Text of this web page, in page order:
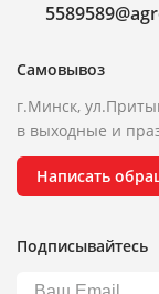
Самовывоз
г.Минск,
в выходные и
Написать
Подписывайтесь